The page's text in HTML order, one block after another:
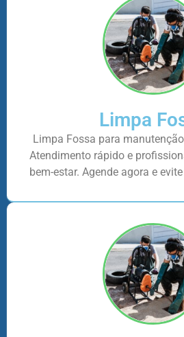
Limpa
Limpa Fossa para
Atendimento rápido e
bem-estar. Agende agora e